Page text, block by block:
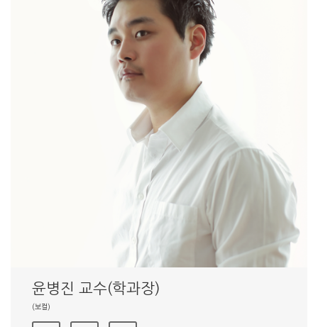
윤병진 교수(학과장)
(보컬)